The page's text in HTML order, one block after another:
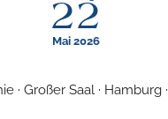
22
Mai 2026
· Großer Saal · Hamburg ·